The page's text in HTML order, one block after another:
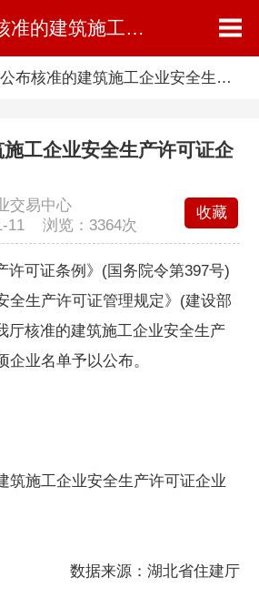
公布核准的建筑施工企业安全生产许可证企业名单公告
公布核准的建筑施工企业安全生产许可证企业名单公告
工企业安全生产许可证企
交易中心
11 浏览： 3364次
收藏
许可证条例》(国务院令第397号)
全生产许可证管理规定》(建设部
厅核准的建筑施工企业安全生产
业名单予以公布。
筑施工企业安全生产许可证企业
数据来源：湖北省住建厅